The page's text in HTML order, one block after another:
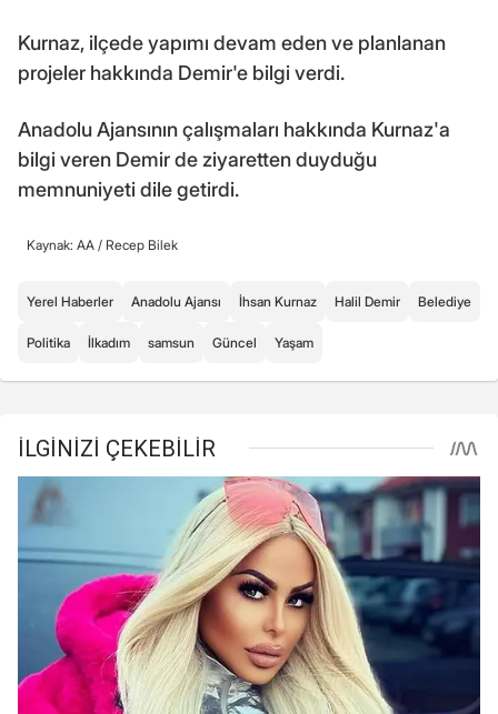
Kurnaz, ilçede yapımı devam eden ve planlanan
projeler hakkında Demir'e bilgi verdi.
Anadolu Ajansının çalışmaları hakkında Kurnaz'a
bilgi veren Demir de ziyaretten duyduğu
memnuniyeti dile getirdi.
Kaynak: AA / Recep Bilek
Yerel Haberler Anadolu Ajansı İhsan Kurnaz Halil Demir Belediye
Politika İlkadım samsun Güncel Yaşam